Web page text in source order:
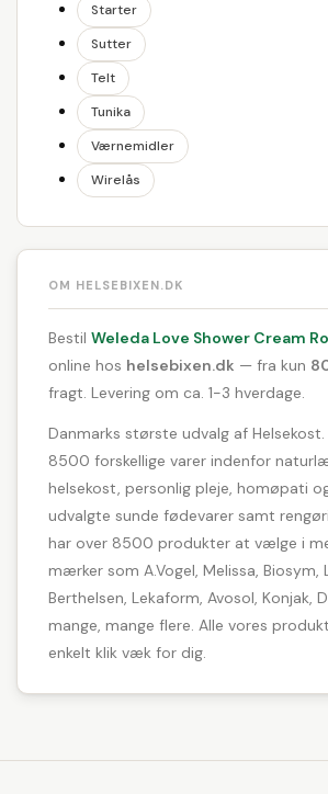
Starter
Sutter
Telt
Tunika
Værnemidler
Wirelås
OM HELSEBIXEN.DK
Bestil Weleda Love Shower Cream
online hos helsebixen.dk — fra kun
fragt. Levering om ca. 1-3 hverdage.
Danmarks største udvalg af
8500 forskellige varer indenfor
helsekost, personlig pleje, homøpati
udvalgte sunde fødevarer samt
har over 8500 produkter at vælge i
mærker som A.Vogel, Melissa, Biosym,
Berthelsen, Lekaform, Avosol, Konjak,
mange, mange flere. Alle vores
enkelt klik væk for dig.